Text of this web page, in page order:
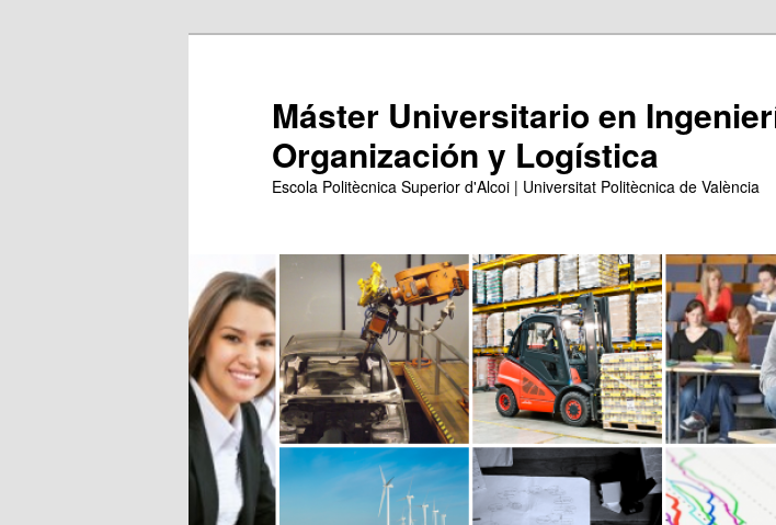
Máster Universitario en
Organización y Logística
Escola Politècnica Superior d'Alcoi | Universitat Politècnica de València